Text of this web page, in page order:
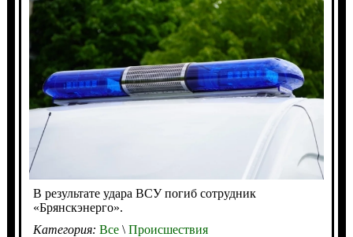
В результате удара ВСУ погиб сотрудник
«Брянскэнерго».
Категория: Все\Происшествия